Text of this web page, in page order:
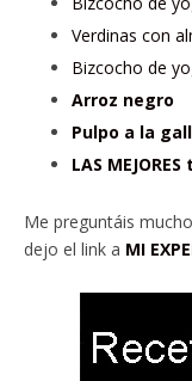
Verdinas con
Bizcocho de
Arroz negro
Pulpo a la
LAS
Me preguntáis
dejo el link a MI